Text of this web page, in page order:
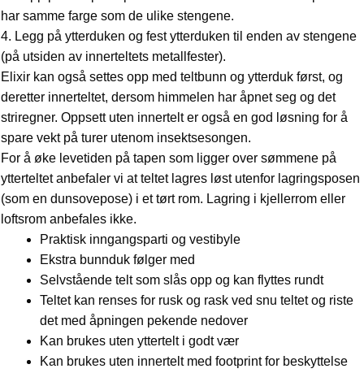
har samme farge som de ulike stengene.
4. Legg på ytterduken og fest ytterduken til enden av stengene
(på utsiden av innerteltets metallfester).
Elixir kan også settes opp med teltbunn og ytterduk først, og
deretter innerteltet, dersom himmelen har åpnet seg og det
striregner. Oppsett uten innertelt er også en god løsning for å
spare vekt på turer utenom insektsesongen.
For å øke levetiden på tapen som ligger over sømmene på
ytterteltet anbefaler vi at teltet lagres løst utenfor lagringsposen
(som en dunsovepose) i et tørt rom. Lagring i kjellerrom eller
loftsrom anbefales ikke.
Praktisk inngangsparti og vestibyle
Ekstra bunnduk følger med
Selvstående telt som slås opp og kan flyttes rundt
Teltet kan renses for rusk og rask ved snu teltet og riste
det med åpningen pekende nedover
Kan brukes uten yttertelt i godt vær
Kan brukes uten innertelt med footprint for beskyttelse